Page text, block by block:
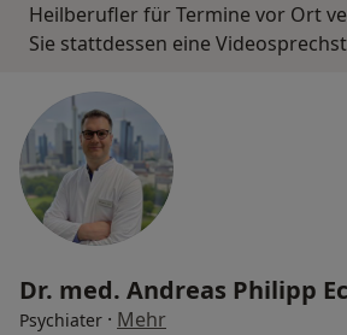
Heilberufler für Termine vor Ort
Sie stattdessen eine
Dr. med. Andreas Philipp
Psychiater · Mehr